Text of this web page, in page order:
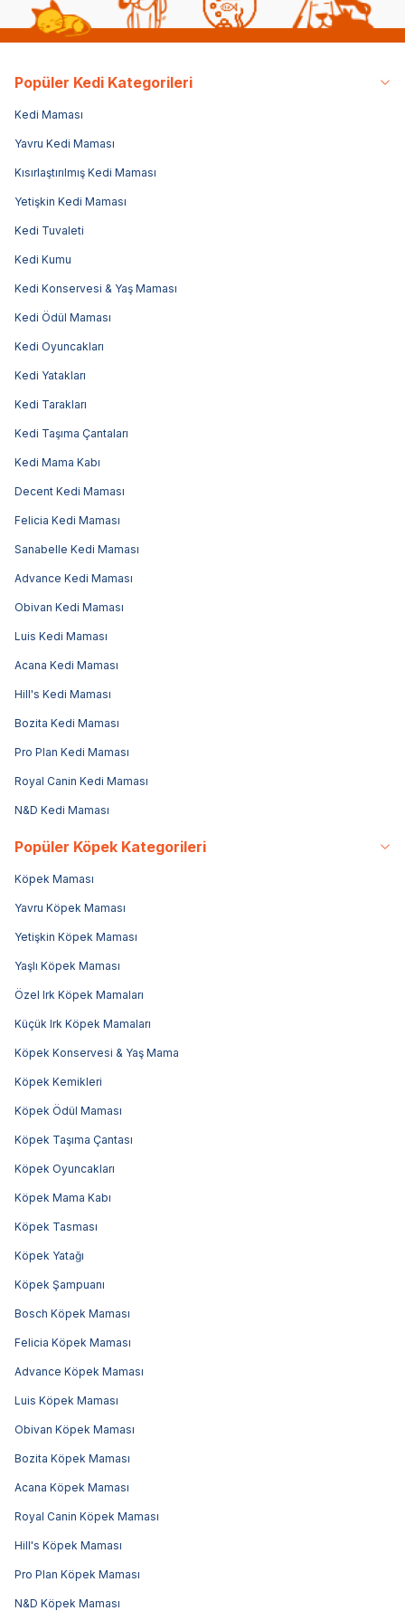
Popüler Kedi Kategorileri
Kedi Maması
Yavru Kedi Maması
Kısırlaştırılmış Kedi Maması
Yetişkin Kedi Maması
Kedi Tuvaleti
Kedi Kumu
Kedi Konservesi & Yaş Maması
Kedi Ödül Maması
Kedi Oyuncakları
Kedi Yatakları
Kedi Tarakları
Kedi Taşıma Çantaları
Kedi Mama Kabı
Decent Kedi Maması
Felicia Kedi Maması
Sanabelle Kedi Maması
Advance Kedi Maması
Obivan Kedi Maması
Luis Kedi Maması
Acana Kedi Maması
Hill's Kedi Maması
Bozita Kedi Maması
Pro Plan Kedi Maması
Royal Canin Kedi Maması
N&D Kedi Maması
Popüler Köpek Kategorileri
Köpek Maması
Yavru Köpek Maması
Yetişkin Köpek Maması
Yaşlı Köpek Maması
Özel Irk Köpek Mamaları
Küçük Irk Köpek Mamaları
Köpek Konservesi & Yaş Mama
Köpek Kemikleri
Köpek Ödül Maması
Köpek Taşıma Çantası
Köpek Oyuncakları
Köpek Mama Kabı
Köpek Tasması
Köpek Yatağı
Köpek Şampuanı
Bosch Köpek Maması
Felicia Köpek Maması
Advance Köpek Maması
Luis Köpek Maması
Obivan Köpek Maması
Bozita Köpek Maması
Acana Köpek Maması
Royal Canin Köpek Maması
Hill's Köpek Maması
Pro Plan Köpek Maması
N&D Köpek Maması